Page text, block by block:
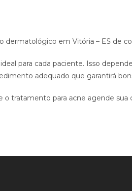
em Vitória – ES de
para cada paciente. Isso
adequado que garantirá
tratamento para acne agende